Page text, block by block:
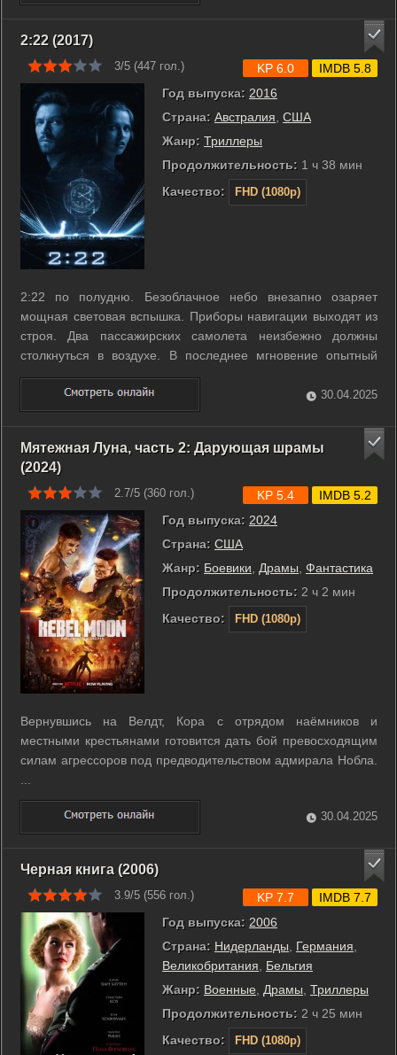
2:22 (2017)
3/5 (447 гол.)
Год выпуска: 2016
Страна: Австралия, США
Жанр: Триллеры
Продолжительность: 1 ч 38 мин
Качество:
FHD (1080p)
KP 6.0 IMDB 5.8
2:22 по полудню. Безоблачное небо внезапно озаряет
мощная световая вспышка. Приборы навигации выходят из
строя. Два пассажирских самолета неизбежно должны
столкнуться в воздухе. В последнее мгновение опытный
авиадиспетчер Дилан успевает развести маршруты, но с
этой минуты его жизнь не может быть прежней. В поисках
страшной правды Дилан знакомится ...
30.04.2025
Мятежная Луна, часть 2: Дарующая шрамы
(2024)
2.7/5 (360 гол.)
Год выпуска: 2024
Страна: США
Жанр: Боевики Драмы Фантастика
Продолжительность: 2 ч 2 мин
Качество:
FHD (1080p)
KP 5.4 IMDB 5.2
Вернувшись на Велдт, Кора с отрядом наёмников и
местными крестьянами готовится дать бой превосходящим
силам агрессоров под предводительством адмирала Нобла.
30.04.2025
Черная книга (2006)
3.9/5 (556 гол.)
Год выпуска: 2006
Страна: Нидерланды Германия
Великобритания
Бельгия
Жанр: Военные Драмы Триллеры
Продолжительность: 2 ч 25 мин
Качество:
FHD (1080p)
KP 7.7 IMDB 7.7